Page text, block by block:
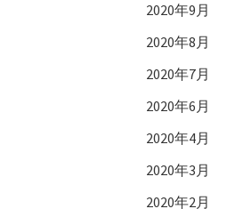
2020年9月
2020年8月
2020年7月
2020年6月
2020年4月
2020年3月
2020年2月